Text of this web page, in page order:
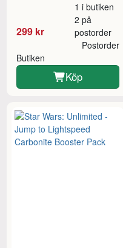
299 kr
1 i butiken
2 på
postorder
Butiken
Postorder
Köp